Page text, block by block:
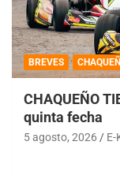
BREVES
CHAQUEÑO
quinta fecha
5 agosto, 2026 E-